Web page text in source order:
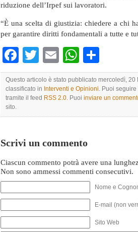
riduzione dell’Irpef sui lavoratori.
“È una scelta di giustizia: chiedere a chi
per garantire diritti fondamentali a tutte e
Facebook
TwitterEmailWhatsApp
Questo articolo è stato pubblicato mercoledì,
classificato in Interventi e Opinioni. Puoi
tramite il feed RSS 2.0. Puoi inviare un
sito.
Scrivi un commento
Ciascun commento potrà avere una
Non sono ammessi commenti consecutivi.
Nome e
E-mail (non
Sito Web